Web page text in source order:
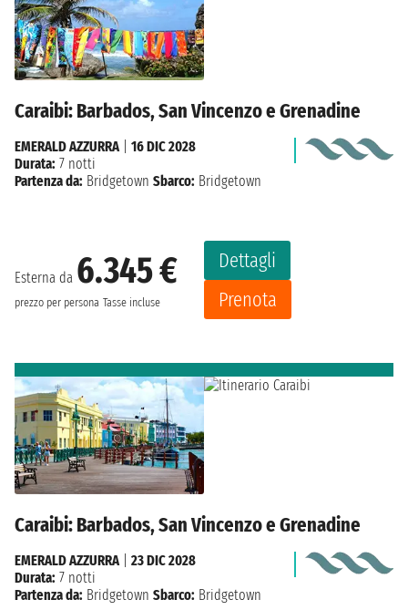
Caraibi: Barbados, San Vincenzo e Grenadine
Esterna da 6.345 €
prezzo per persona Tasse incluse
Dettagli
Prenota
EMERALD AZZURRA| 16 DIC 2028
Durata: 7 notti
Partenza da: Bridgetown Sbarco: Bridgetown
Caraibi: Barbados, San Vincenzo e Grenadine
EMERALD AZZURRA| 23 DIC 2028
Durata: 7 notti
Partenza da: Bridgetown Sbarco: Bridgetown